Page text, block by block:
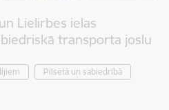
Lielirbes ielas
transporta joslu
Pilsētā un sabiedrībā